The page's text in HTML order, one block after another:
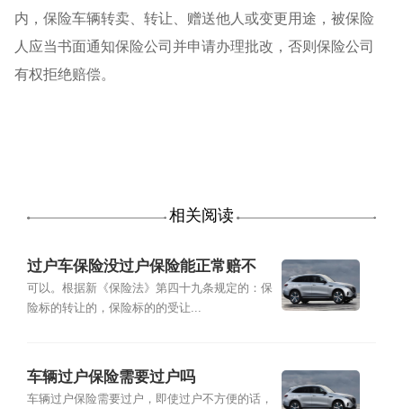
内，保险车辆转卖、转让、赠送他人或变更用途，被保险
人应当书面通知保险公司并申请办理批改，否则保险公司
有权拒绝赔偿。
相关阅读
过户车保险没过户保险能正常赔不
可以。根据新《保险法》第四十九条规定的：保
险标的转让的，保险标的的受让...
车辆过户保险需要过户吗
车辆过户保险需要过户，即使过户不方便的话，